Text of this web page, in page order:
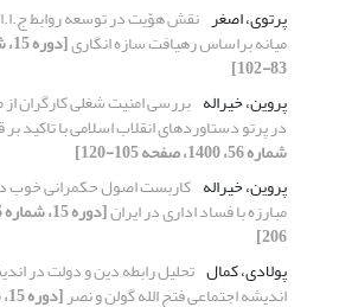
پرتوی، اصغر نقش هوّیت در توسعه روابط
میانه براساس رهیافت سازه انگاری
83-102]
پروین، خیراله بررسی امنیت شغلی کارگران
در پرتو دستاوردهای انقلاب اسلامی با تاکید بر
شماره 56، 1400، صفحه 105-120]
پروین، خیراله کاربست اصول حکمرانی خوب
مبارزه با فساد اداری در ایران
206]
پولادی، کمال تحلیل رابطه دین و دولت در
اندیشه اجتماعی فتح الله گولن و نصر